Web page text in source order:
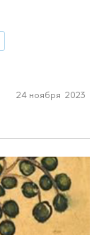
24 ноября 2023